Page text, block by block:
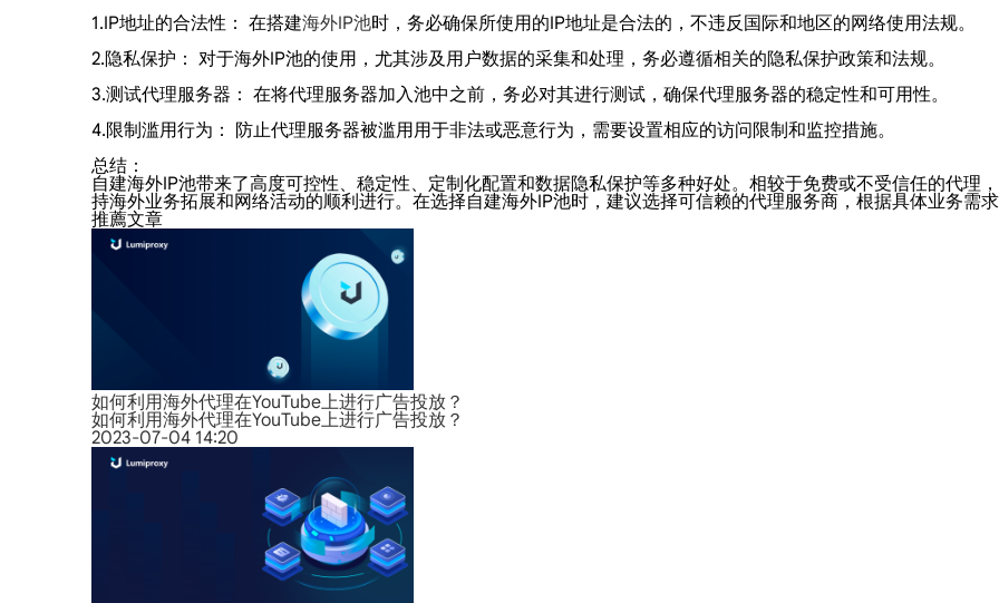
1.IP地址的合法性： 在搭建海外IP池时，务必确保所使用的IP地址是合法的，不违反国际和地区的网络使用法规。
2.隐私保护： 对于海外IP池的使用，尤其涉及用户数据的采集和处理，务必遵循相关的隐私保护政策和法规。
3.测试代理服务器： 在将代理服务器加入池中之前，务必对其进行测试，确保代理服务器的稳定性和可用性。
4.限制滥用行为： 防止代理服务器被滥用用于非法或恶意行为，需要设置相应的访问限制和监控措施。
总结：
自建海外IP池带来了高度可控性、稳定性、定制化配置和数据隐私保护等多种好处。相较于免费或不受信任的代理
持海外业务拓展和网络活动的顺利进行。在选择自建海外IP池时，建议选择可信赖的代理服务商，根据具体业务需
推薦文章
如何利用海外代理在YouTube上进行广告投放？
如何利用海外代理在YouTube上进行广告投放？
2023-07-04 14:20